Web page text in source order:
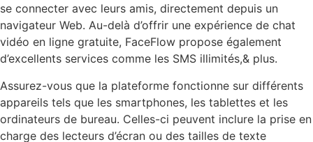
se connecter avec leurs amis, directement depuis un
navigateur Web. Au-delà d’offrir une expérience de chat
vidéo en ligne gratuite, FaceFlow propose également
d’excellents services comme les SMS illimités,& plus.
Assurez-vous que la plateforme fonctionne sur différents
appareils tels que les smartphones, les tablettes et les
ordinateurs de bureau. Celles-ci peuvent inclure la prise en
charge des lecteurs d’écran ou des tailles de texte